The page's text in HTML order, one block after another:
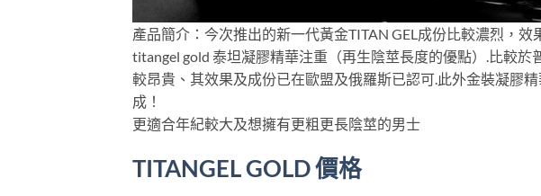
產品簡介：今次推出的新一代黃金TITAN GEL成份比較濃烈，效
titangel gold 泰坦凝膠精華注重（再生陰莖長度的優點）.比較於
較昂貴、其效果及成份已在歐盟及俄羅斯已認可.此外金裝凝膠
成！
更適合年紀較大及想擁有更粗更長陰莖的男士
TITANGEL GOLD 價格